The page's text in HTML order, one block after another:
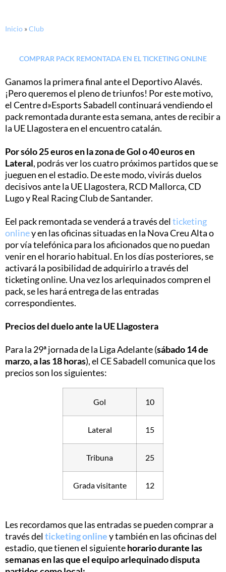
Inicio »Club
COMPRAR PACK REMONTADA EN EL TICKETING ONLINE
Ganamos la primera final ante el Deportivo Alavés.
¡Pero queremos el pleno de triunfos! Por este motivo,
el Centre d»Esports Sabadell continuará vendiendo el
pack remontada durante esta semana, antes de recibir a
la UE Llagostera en el encuentro catalán.
Por sólo 25 euros en la zona de Gol o 40 euros en
Lateral, podrás ver los cuatro próximos partidos que se
jueguen en el estadio. De este modo, vivirás duelos
decisivos ante la UE Llagostera, RCD Mallorca, CD
Lugo y Real Racing Club de Santander.
Eel pack remontada se venderá a través delticketing
onliney en las oficinas situadas en la Nova Creu Alta o
por vía telefónica para los aficionados que no puedan
venir en el horario habitual. En los días posteriores, se
activará la posibilidad de adquirirlo a través del
ticketing online. Una vez los arlequinados compren el
pack, se les hará entrega de las entradas
correspondientes.
Precios del duelo ante la UE Llagostera
Para la 29ª jornada de la Liga Adelante (sábado 14 de
marzo, a las 18 horas), el CE Sabadell comunica que los
precios son los siguientes:
Gol 10
Lateral 15
Tribuna 25
Grada visitante 12
Les recordamos que las entradas se pueden comprar a
través delticketing onliney también en las oficinas del
estadio, que tienen el siguientehorario durante las
semanas en las que el equipo arlequinado disputa